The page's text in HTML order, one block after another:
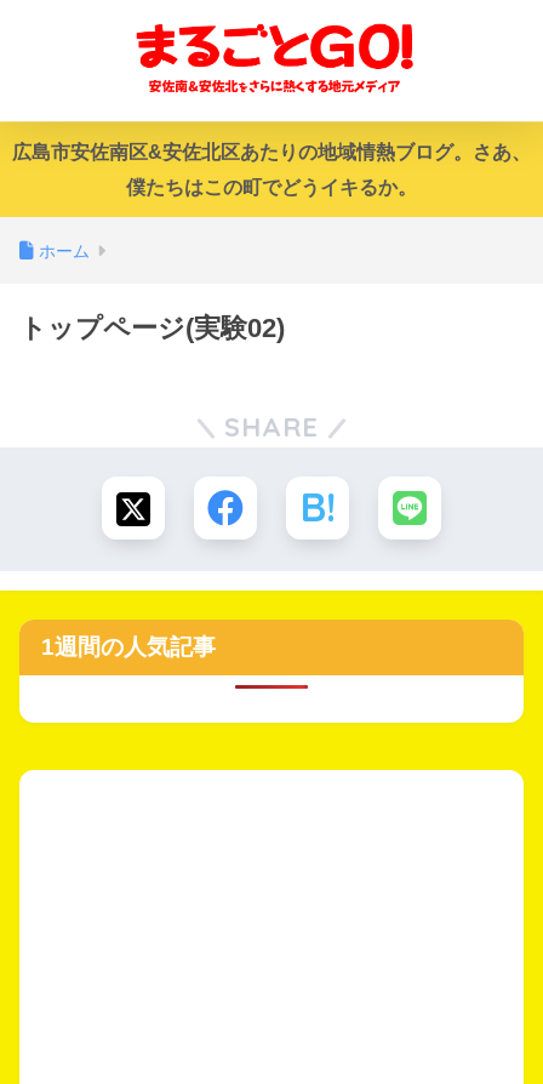
広島市安佐南区&安佐北区あたりの地域情熱ブログ。さあ、
僕たちはこの町でどうイキるか。
ホーム
トップページ(実験02)
SHARE
1週間の人気記事